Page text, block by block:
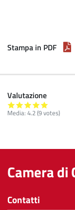
Stampa in PDF
Valutazione
Media: 4.2(9votes)
Camera di
Contatti